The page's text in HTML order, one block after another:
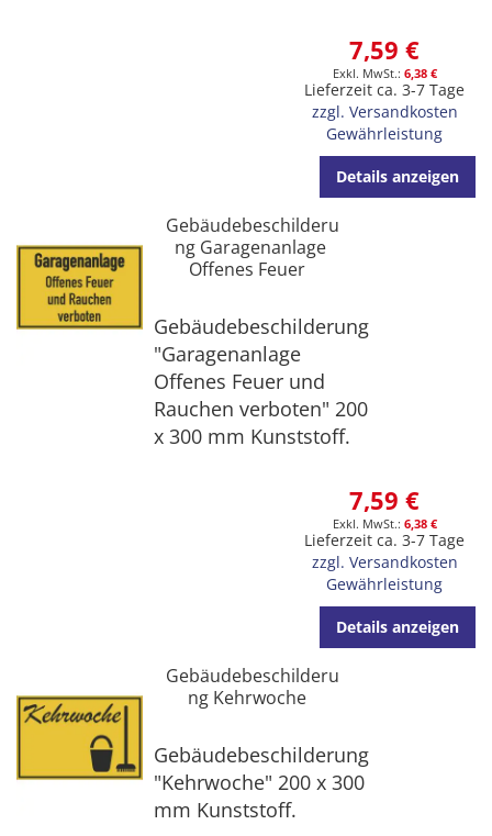
7,59 €
6,38 €
Lieferzeit ca. 3-7 Tage
zzgl. Versandkosten
Gewährleistung
Details anzeigen
Gebäudebeschilderu
ng Garagenanlage
Offenes Feuer
Gebäudebeschilderung
"Garagenanlage
Offenes Feuer und
Rauchen verboten" 200
x 300 mm Kunststoff.
7,59 €
6,38 €
Lieferzeit ca. 3-7 Tage
zzgl. Versandkosten
Gewährleistung
Details anzeigen
Gebäudebeschilderu
ng Kehrwoche
Gebäudebeschilderung
"Kehrwoche" 200 x 300
mm Kunststoff.